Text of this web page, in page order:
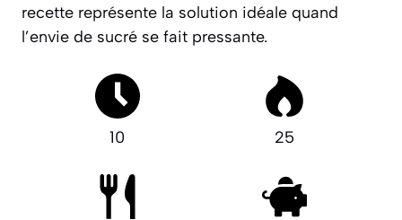
recette représente la solution idéale quand
l’envie de sucré se fait pressante.
10 25